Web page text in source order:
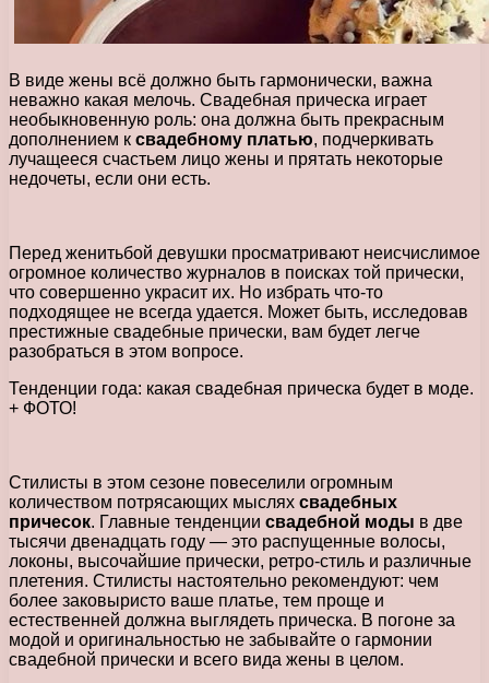
В виде жены всё должно быть гармонически, важна
неважно какая мелочь. Свадебная прическа играет
необыкновенную роль: она должна быть прекрасным
дополнением к свадебному платью, подчеркивать
лучащееся счастьем лицо жены и прятать некоторые
недочеты, если они есть.
Перед женитьбой девушки просматривают неисчислимое
огромное количество журналов в поисках той прически,
что совершенно украсит их. Но избрать что-то
подходящее не всегда удается. Может быть, исследовав
престижные свадебные прически, вам будет легче
разобраться в этом вопросе.
Тенденции года: какая свадебная прическа будет в моде.
+ ФОТО!
Стилисты в этом сезоне повеселили огромным
количеством потрясающих мыслях свадебных
причесок. Главные тенденции свадебной моды в две
тысячи двенадцать году — это распущенные волосы,
локоны, высочайшие прически, ретро-стиль и различные
плетения. Стилисты настоятельно рекомендуют: чем
более заковыристо ваше платье, тем проще и
естественней должна выглядеть прическа. В погоне за
модой и оригинальностью не забывайте о гармонии
свадебной прически и всего вида жены в целом.